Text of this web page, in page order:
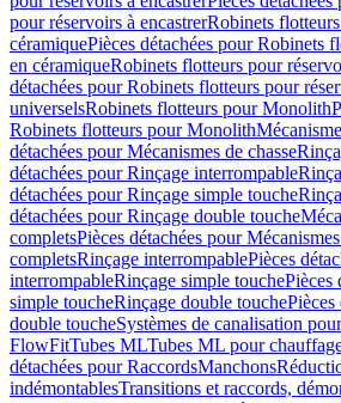
pour réservoirs à encastrerRobinets
céramiquePièces détachées pour Robinets
en céramiqueRobinets flotteurs pour
détachées pour Robinets flotteurs pour
universelsRobinets flotteurs pour Monolith
Robinets flotteurs pour Monolith
détachées pour Mécanismes de chasse
détachées pour Rinçage interrompable
détachées pour Rinçage simple touche
détachées pour Rinçage double touche
completsPièces détachées pour
completsRinçage interrompablePièces
interrompableRinçage simple touchePièces
simple toucheRinçage double touchePièces
double toucheSystèmes de canalisation
FlowFitTubes MLTubes ML pour
détachées pour RaccordsManchons
indémontablesTransitions et raccords,